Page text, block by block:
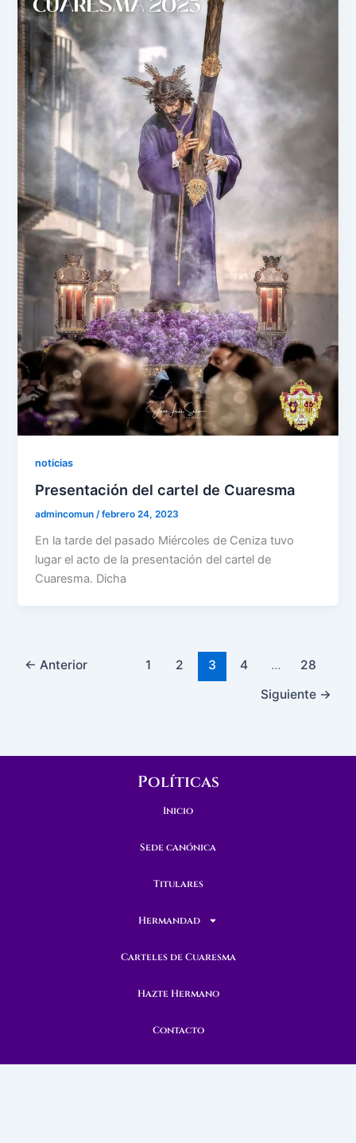
noticias
Presentación del cartel de Cuaresma
admincomun/febrero 24, 2023
En la tarde del pasado Miércoles de Ceniza tuvo
lugar el acto de la presentación del cartel de
Cuaresma. Dicha
← Anterior 1 2 3 4 …
28
Siguiente →
Políticas
Inicio
Sede canónica
Titulares
Hermandad
Carteles de Cuaresma
Hazte Hermano
Contacto